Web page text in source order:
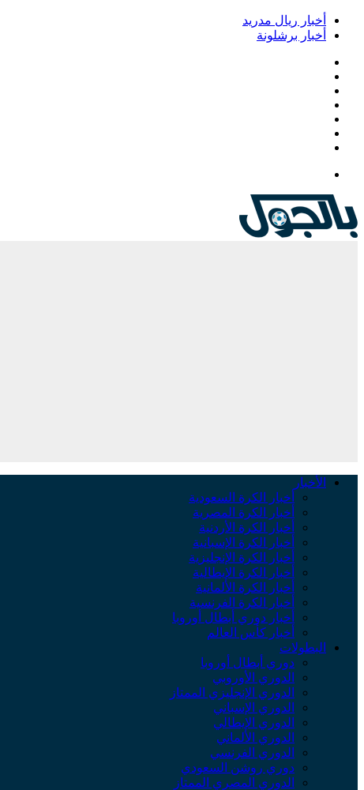
أخبار ريال مدريد
أخبار برشلونة
الأخبار
أخبار الكرة السعودية
أخبار الكرة المصرية
أخبار الكرة الأردنية
أخبار الكرة الإسبانية
أخبار الكرة الإنجليزية
أخبار الكرة الإيطالية
أخبار الكرة الألمانية
أخبار الكرة الفرنسية
أخبار دوري أبطال أوروبا
أخبار كأس العالم
البطولات
دوري أبطال أوروبا
الدوري الأوروبي
الدوري الإنجليزي الممتاز
الدوري الإسباني
الدوري الإيطالي
الدوري الألماني
الدوري الفرنسي
دوري روشن السعودي
الدوري المصري الممتاز